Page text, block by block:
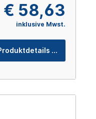
€ 58,63
inklusive Mwst.
Produktdetails